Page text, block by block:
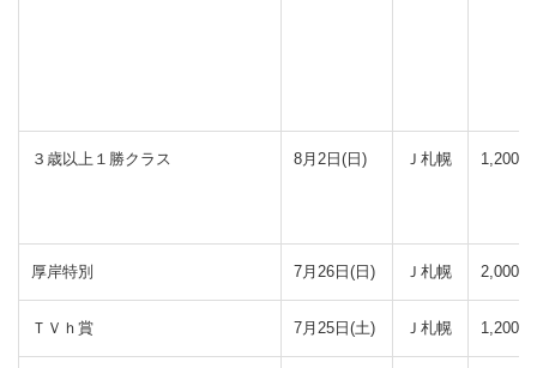
３歳以上１勝クラス 8月2日(日) Ｊ札幌 1,200(
厚岸特別 7月26日(日) Ｊ札幌 2,000(
ＴＶｈ賞 7月25日(土) Ｊ札幌 1,200(